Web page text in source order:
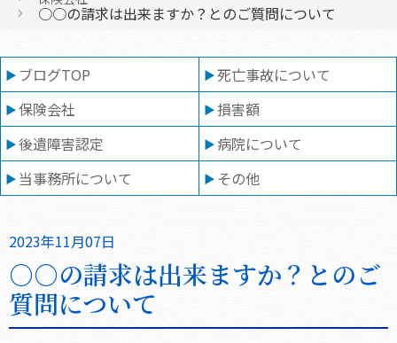
○○の請求は出来ますか？とのご質問について
ブログTOP
死亡事故について
保険会社
損害額
後遺障害認定
病院について
当事務所について
その他
2023年11月07日
○○の請求は出来ますか？とのご
質問について